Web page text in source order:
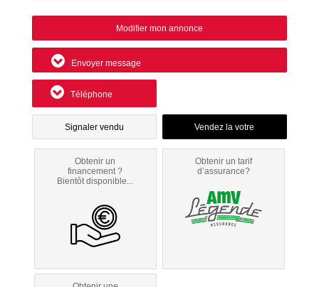
Modifier mon annonce
Envoyer message
Téléphone
Signaler vendu
Obtenir un
financement ?
Bientôt disponible...
Obtenir un tarif
d’assurance?